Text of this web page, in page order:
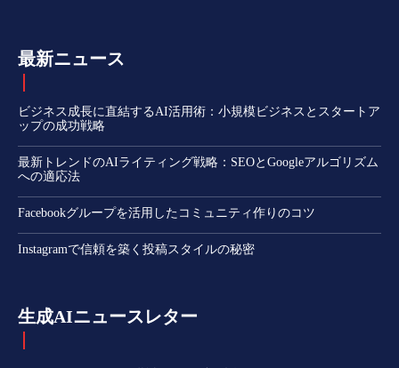
最新ニュース
ビジネス成長に直結するAI活用術：小規模ビジネスとスタートア
ップの成功戦略
最新トレンドのAIライティング戦略：SEOとGoogleアルゴリズム
への適応法
Facebookグループを活用したコミュニティ作りのコツ
Instagramで信頼を築く投稿スタイルの秘密
生成AIニュースレター